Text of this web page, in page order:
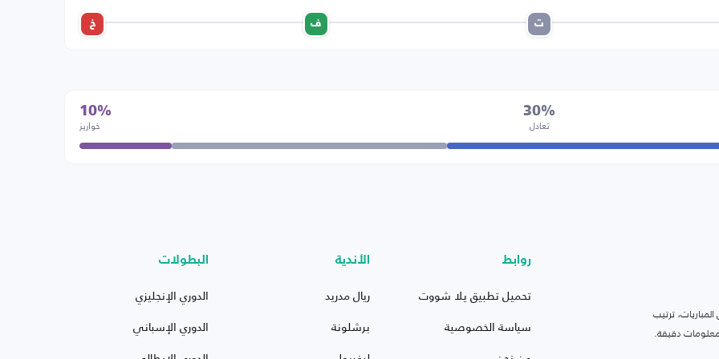
ت ف خ
30%
تعادل
10%
خواريز
ترتيب
دقيقة.
روابط
تحميل تطبيق يلا شووت
سياسة الخصوصية
الأندية
ريال مدريد
برشلونة
البطولات
الدوري الإنجليزي
الدوري الإسباني